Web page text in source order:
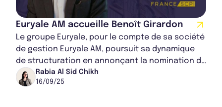
Euryale AM accueille Benoît Girardon
Le groupe Euryale, pour le compte de sa société
de gestion Euryale AM, poursuit sa dynamique
de structuration en annonçant la nomination de
Benoît Girardon au poste de Directeur de...
Rabia Al Sid Chikh
16/09/25